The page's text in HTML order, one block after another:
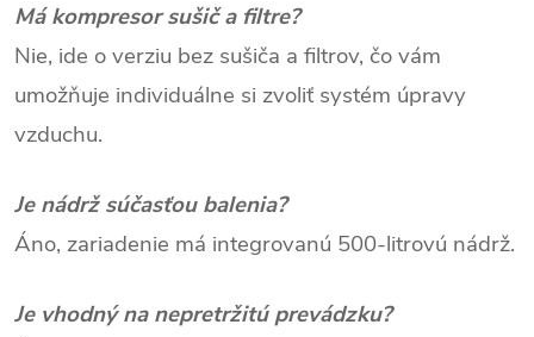
Má kompresor sušič a filtre?
Nie, ide o verziu bez sušiča a filtrov, čo vám
umožňuje individuálne si zvoliť systém úpravy
vzduchu.
Je nádrž súčasťou balenia?
Áno, zariadenie má integrovanú 500-litrovú nádrž.
Je vhodný na nepretržitú prevádzku?